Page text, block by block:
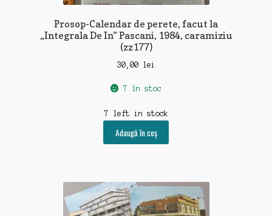
Prosop-Calendar de perete, facut la
„Integrala De In” Pascani, 1984, caramiziu
(zz177)
30,00 lei
7 în stoc
7 left in stock
Adaugă în coș